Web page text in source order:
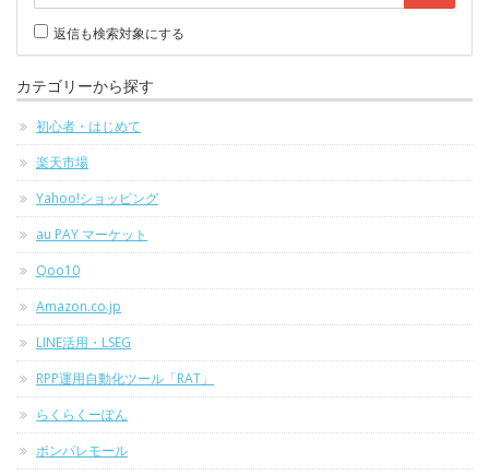
返信も検索対象にする
カテゴリーから探す
初心者・はじめて
楽天市場
Yahoo!ショッピング
au PAY マーケット
Qoo10
Amazon.co.jp
LINE活用・LSEG
RPP運用自動化ツール「RAT」
らくらくーぽん
ポンパレモール